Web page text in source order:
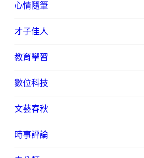
心情隨筆
才子佳人
教育學習
數位科技
文藝春秋
時事評論